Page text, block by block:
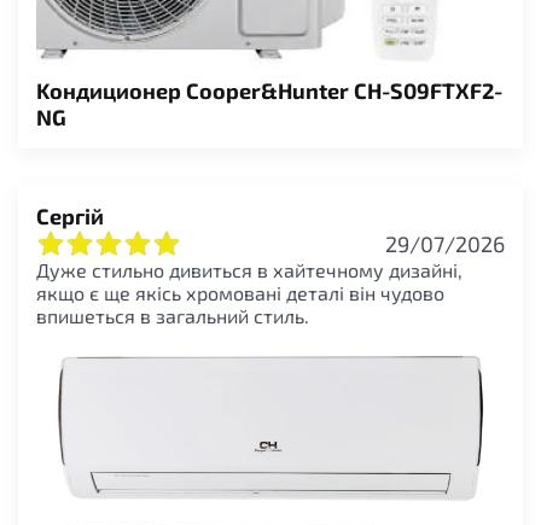
Kондиционер Cooper&Hunter CH-S09FTXF2-
NG
Сергій
29/07/2026
Дуже стильно дивиться в хайтечному дизайні,
якщо є ще якісь хромовані деталі він чудово
впишеться в загальний стиль.